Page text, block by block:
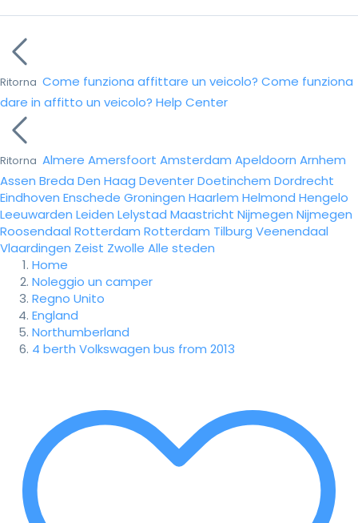
Ritorna Come funziona affittare un veicolo? Come funziona
dare in affitto un veicolo? Help Center
Ritorna Almere Amersfoort Amsterdam Apeldoorn Arnhem
Assen Breda Den Haag DeventerDoetinchem Dordrecht
Eindhoven Enschede Groningen Haarlem Helmond Hengelo
Leeuwarden Leiden Lelystad Maastricht Nijmegen Nijmegen
Roosendaal Rotterdam Rotterdam Tilburg Veenendaal
Vlaardingen Zeist Zwolle Alle steden
Home
Noleggio un camper
Regno Unito
England
Northumberland
4 berth Volkswagen bus from 2013